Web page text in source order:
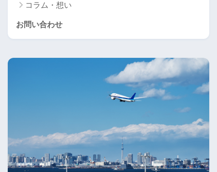
コラム・想い
お問い合わせ